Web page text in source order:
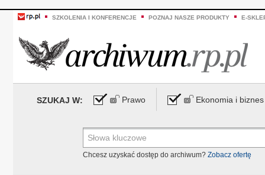
SZKOLENIA I KONFERENCJE POZNAJ NASZE PRODUKTY E-
SZUKAJ W: Prawo Ekonomia i biznes
Chcesz uzyskać dostęp do archiwum? Zobacz ofertę